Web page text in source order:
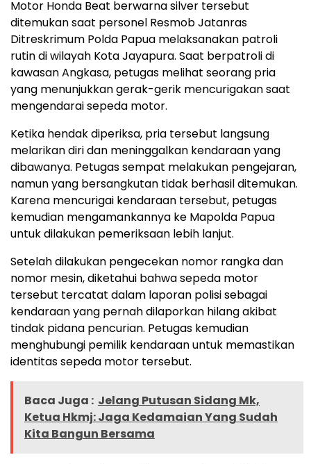
Motor Honda Beat berwarna silver tersebut
ditemukan saat personel Resmob Jatanras
Ditreskrimum Polda Papua melaksanakan patroli
rutin di wilayah Kota Jayapura. Saat berpatroli di
kawasan Angkasa, petugas melihat seorang pria
yang menunjukkan gerak-gerik mencurigakan saat
mengendarai sepeda motor.
Ketika hendak diperiksa, pria tersebut langsung
melarikan diri dan meninggalkan kendaraan yang
dibawanya. Petugas sempat melakukan pengejaran,
namun yang bersangkutan tidak berhasil ditemukan.
Karena mencurigai kendaraan tersebut, petugas
kemudian mengamankannya ke Mapolda Papua
untuk dilakukan pemeriksaan lebih lanjut.
Setelah dilakukan pengecekan nomor rangka dan
nomor mesin, diketahui bahwa sepeda motor
tersebut tercatat dalam laporan polisi sebagai
kendaraan yang pernah dilaporkan hilang akibat
tindak pidana pencurian. Petugas kemudian
menghubungi pemilik kendaraan untuk memastikan
identitas sepeda motor tersebut.
Baca Juga : Jelang Putusan Sidang Mk,
Ketua Hkmj: Jaga Kedamaian Yang Sudah
Kita Bangun Bersama